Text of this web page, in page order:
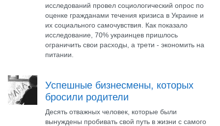
исследований провел социологический опрос по
оценке гражданами течения кризиса в Украине и
их социального самочувствия. Как показало
исследование, 70% украинцев пришлось
ограничить свои расходы, а трети - экономить на
питании.
Успешные бизнесмены, которых
бросили родители
Десять отважных человек, которые были
вынуждены пробивать свой путь в жизни с самого